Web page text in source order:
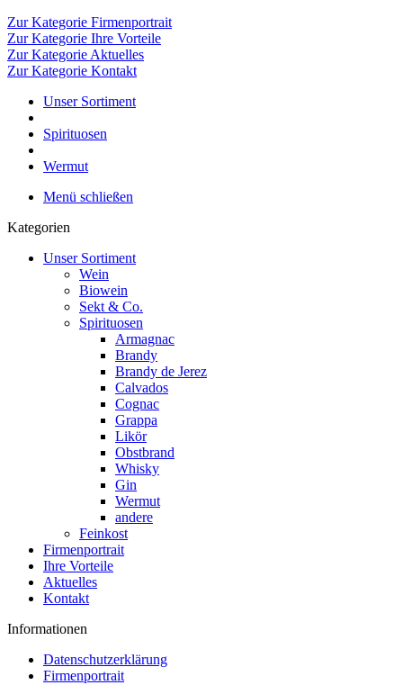
Zur Kategorie Firmenportrait
Zur Kategorie Ihre Vorteile
Zur Kategorie Aktuelles
Zur Kategorie Kontakt
Unser Sortiment
Spirituosen
Wermut
Menü schließen
Kategorien
Unser Sortiment
Wein
Biowein
Sekt & Co.
Spirituosen
Armagnac
Brandy
Brandy de Jerez
Calvados
Cognac
Grappa
Likör
Obstbrand
Whisky
Gin
Wermut
andere
Feinkost
Firmenportrait
Ihre Vorteile
Aktuelles
Kontakt
Informationen
Datenschutzerklärung
Firmenportrait